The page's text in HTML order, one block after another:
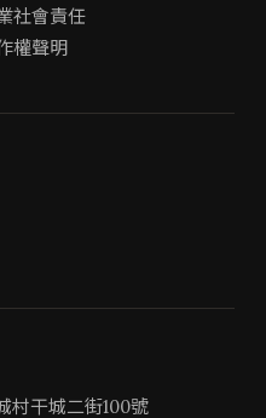
社會責任
權聲明
村干城二街100號